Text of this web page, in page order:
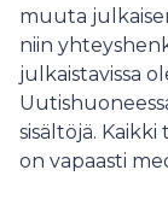
muuta
niin
julkaistavissa
sisältöjä.
on vapaasti